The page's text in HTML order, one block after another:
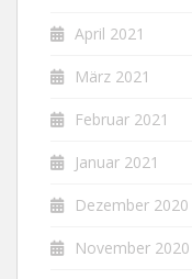
April 2021
März 2021
Februar 2021
Januar 2021
Dezember 2020
November 2020